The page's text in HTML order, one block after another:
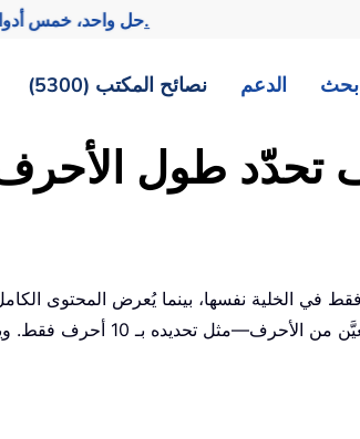
— حل واحد، خمس
نصائح المكتب (5300) الدعم بحث
شريط الصيغة. ومع ذلك، قد تضطر